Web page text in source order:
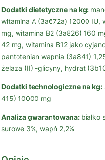
Dodatki dietetyczne na kg:
witamina A (3a672a) 12000 IU,
mg, witamina B2 (3a826) 160
42 mg, witamina B12 jako
pantotenian wapnia (3a841)
żelaza (II) -glicyny, hydrat
Dodatki technologiczne na kg:
415) 10000 mg.
Analiza gwarantowana: białko
surowe 3%, wapń 2,2%